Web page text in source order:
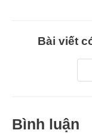
Bài viết
Bình luận